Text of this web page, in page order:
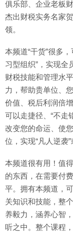
俱乐部、企业老板
杰出财税实务名家
领。
本频道“干货”很多
习型组织”，实现全
财税技能和管理水
力，帮助贵单位、
价值、税后利润倍
可以走捷径、“不走
改变您的命运、使
位，实现“凡人逆袭”
本频道很有用！值
的东西，在需要付
平。拥有本频道，
关知识和技能，整
养毅力，涵养心智
听之中。整个课程